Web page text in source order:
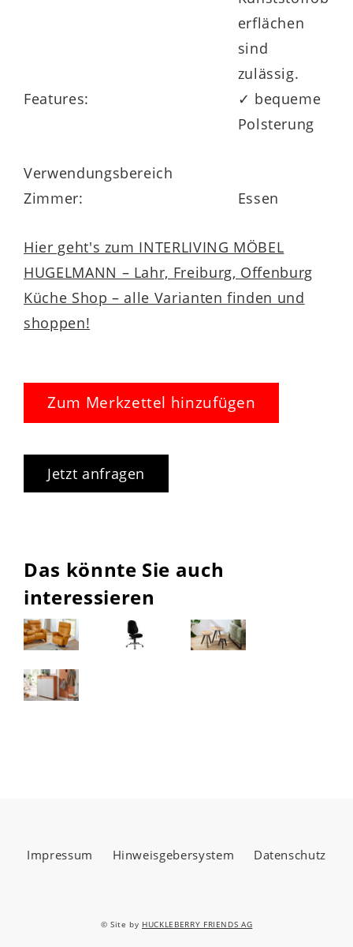
erflächen
sind
zulässig.
Features:
✓ bequeme
Polsterung
Verwendungsbereich
Zimmer:
Essen
Hier geht's zum INTERLIVING MÖBEL
HUGELMANN – Lahr, Freiburg, Offenburg
Küche Shop – alle Varianten finden und
shoppen!
Zum Merkzettel hinzufügen
Jetzt anfragen
Das könnte Sie auch
interessieren
Impressum Hinweisgebersystem Datenschutz
© Site by HUCKLEBERRY FRIENDS AG